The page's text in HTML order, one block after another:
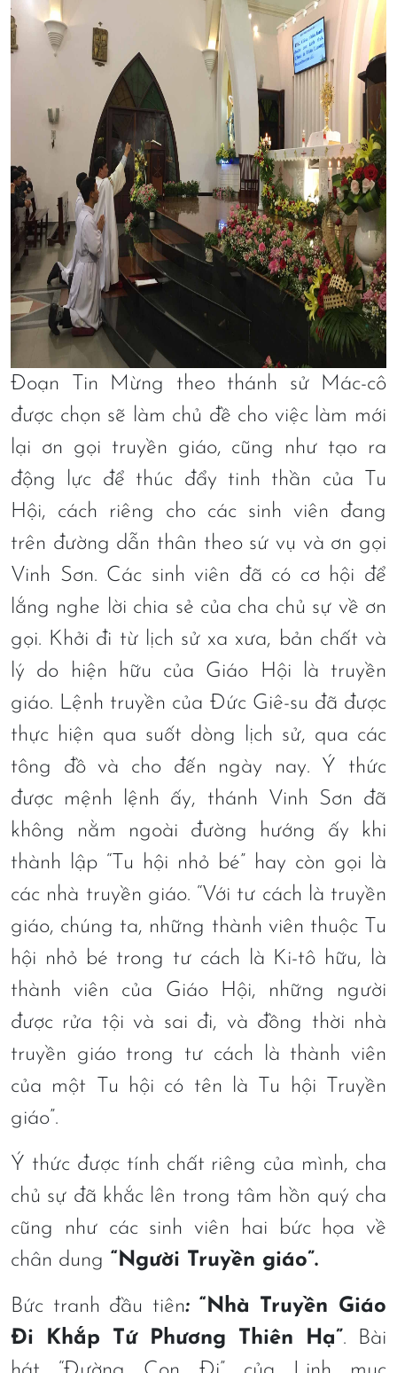
Đoạn Tin Mừng theo thánh sử Mác-cô
được chọn sẽ làm chủ đề cho việc làm mới
lại ơn gọi truyền giáo, cũng như tạo ra
động lực để thúc đẩy tinh thần của Tu
Hội, cách riêng cho các sinh viên đang
trên đường dẫn thân theo sứ vụ và ơn gọi
Vinh Sơn. Các sinh viên đã có cơ hội để
lắng nghe lời chia sẻ của cha chủ sự về ơn
gọi. Khởi đi từ lịch sử xa xưa, bản chất và
lý do hiện hữu của Giáo Hội là truyền
giáo. Lệnh truyền của Đức Giê-su đã được
thực hiện qua suốt dòng lịch sử, qua các
tông đồ và cho đến ngày nay. Ý thức
được mệnh lệnh ấy, thánh Vinh Sơn đã
không nằm ngoài đường hướng ấy khi
thành lập “Tu hội nhỏ bé” hay còn gọi là
các nhà truyền giáo. “Với tư cách là truyền
giáo, chúng ta, những thành viên thuộc Tu
hội nhỏ bé trong tư cách là Ki-tô hữu, là
thành viên của Giáo Hội, những người
được rửa tội và sai đi, và đồng thời nhà
truyền giáo trong tư cách là thành viên
của một Tu hội có tên là Tu hội Truyền
giáo”.
Ý thức được tính chất riêng của mình, cha
chủ sự đã khắc lên trong tâm hồn quý cha
cũng như các sinh viên hai bức họa về
chân dung “Người Truyền giáo”.
Bức tranh đầu tiên:“Nhà Truyền Giáo
Đi Khắp Tứ Phương Thiên Hạ”. Bài